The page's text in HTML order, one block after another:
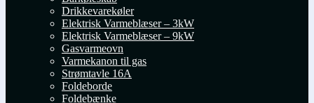
Drikkevarekøler
Elektrisk Varmeblæser – 3kW
Elektrisk Varmeblæser – 9kW
Gasvarmeovn
Varmekanon til gas
Strømtavle 16A
Foldeborde
Foldebænke